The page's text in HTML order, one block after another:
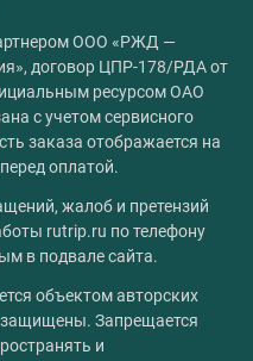
ООО «РЖД —
договор ЦПР-178/РДА от
ресурсом ОАО
с учетом сервисного
заказа отображается на
оплатой.
жалоб и претензий
rutrip.ru по телефону
в подвале сайта.
объектом авторских
Запрещается
и